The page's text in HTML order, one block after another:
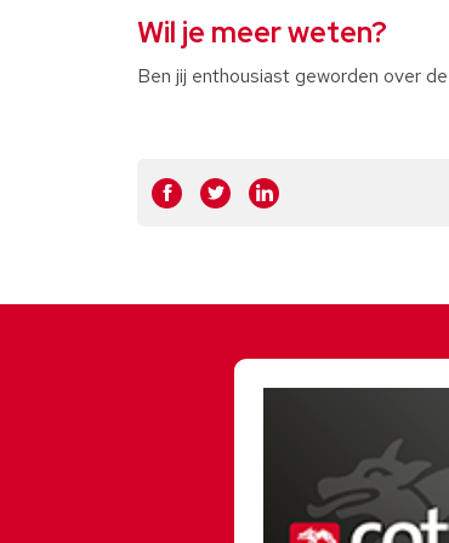
Wil je meer weten?
Ben jij enthousiast geworden over